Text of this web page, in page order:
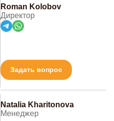
Roman Kolobov
Директор
Задать вопрос
Natalia Kharitonova
Менеджер